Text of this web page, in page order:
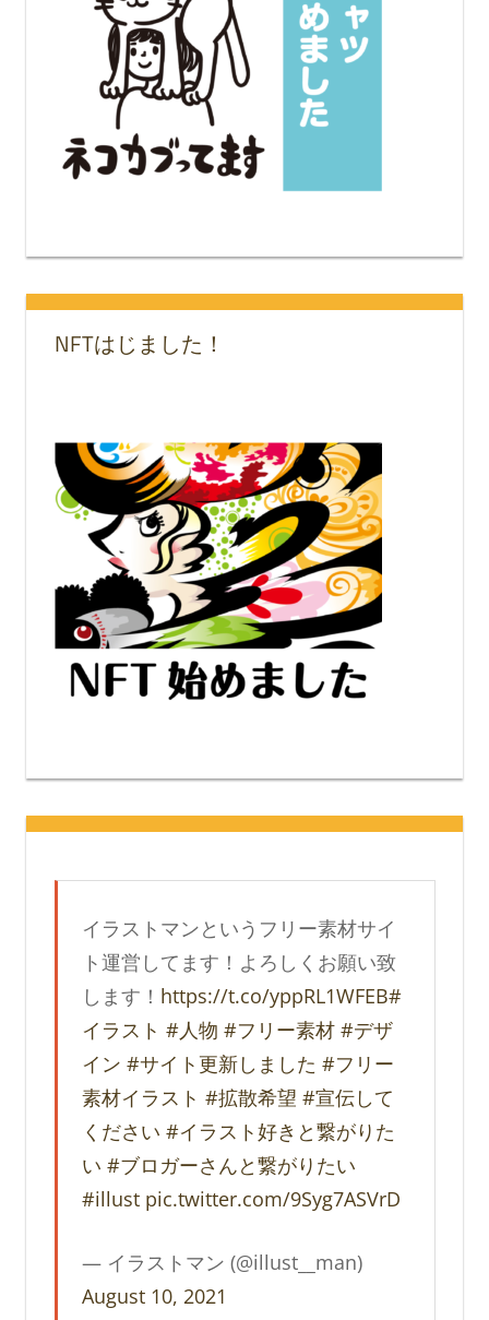
NFTはじました！
イラストマンというフリー素材サイ
ト運営してます！よろしくお願い致
します！ https://t.co/yppRL1WFEB#
イラスト #人物 #フリー素材 #デザ
イン #サイト更新しました #フリー
素材イラスト #拡散希望 #宣伝して
ください #イラスト好きと繋がりた
い #ブロガーさんと繋がりたい
#illust pic.twitter.com/9Syg7ASVrD
— イラストマン (@illust__man)
August 10, 2021